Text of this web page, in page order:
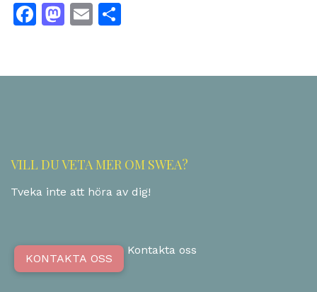
Facebook
Mastodon
Email
VILL DU VETA MER OM SWEA?
Tveka inte att höra av dig!
KONTAKTA OSS
Kontakta oss